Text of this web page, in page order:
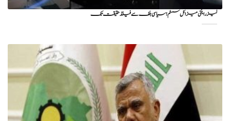
لیزر اینٹی میزائل سسٹم؛ سیاسی بلف سے فیلڈ حقیقت تک